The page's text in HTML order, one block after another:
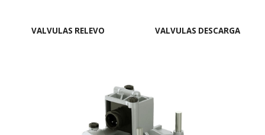
VALVULAS RELEVO VALVULAS DESCARGA